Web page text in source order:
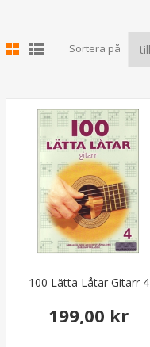
Sortera på
100 Lätta Låtar Gitarr 4
199,00 kr